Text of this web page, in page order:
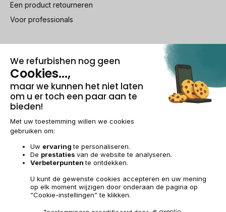
Een product retourneren
Voor professionals
100% beveiligde betaling
Wettelijke vermeldingen & AGBeheer van cookies
Algemene verkoopvoorwaarden
Toegankelijkheid
© 2009-2026 RECOMMERCE - Alle rechten voorbehouden.